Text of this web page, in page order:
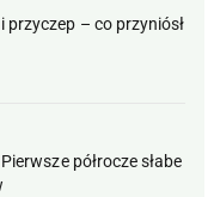
przyczep – co przyniósł
półrocze słabe